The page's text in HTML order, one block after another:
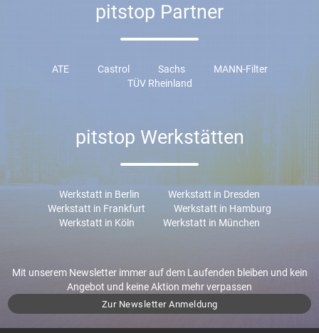
pitstop Partner
ATE Castrol Sachs
MANN-Filter
TÜV Rheinland
pitstop Werkstätten
Werkstatt in Berlin
Werkstatt in Dresden
Werkstatt in Frankfurt
Werkstatt in Hamburg
Werkstatt in Köln
Werkstatt in München
Mit unserem Newsletter immer auf dem Laufenden bleiben und kein
Angebot und keine Aktion mehr verpassen
Zur Newsletter Anmeldung